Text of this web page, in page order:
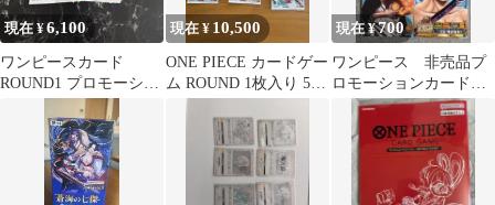
現在 ¥6,100
ワンピースカード
ROUND1 プロモーショ
ンパック 2パック
現在 ¥ 10,500
ONE PIECE カードゲー
ム ROUND 1枚入り 5パ
現在 ¥700
ワンピース 非売品プ
ロモーションカードい
ろいろ4枚